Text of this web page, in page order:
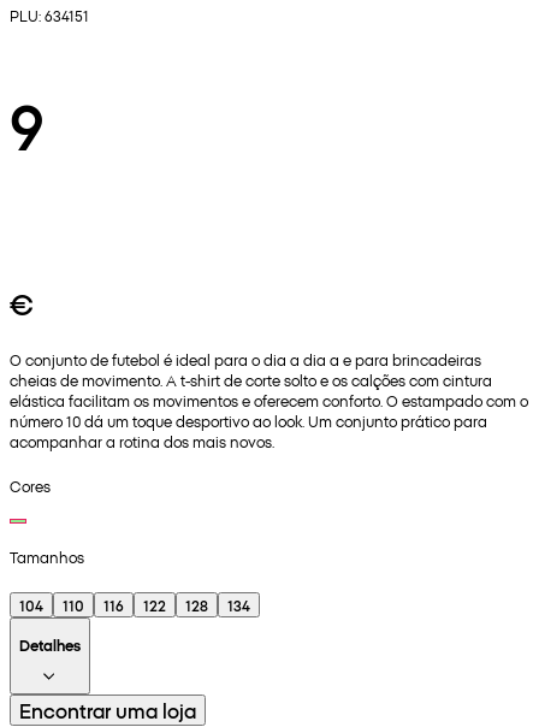
PLU: 634151
9
€
O conjunto de futebol é ideal para o dia a dia a e para brincadeiras
cheias de movimento. A t-shirt de corte solto e os calções com cintura
elástica facilitam os movimentos e oferecem conforto. O estampado com o
número 10 dá um toque desportivo ao look. Um conjunto prático para
acompanhar a rotina dos mais novos.
Cores
Tamanhos
104 110 116 122 128
134
Detalhes
Encontrar uma loja